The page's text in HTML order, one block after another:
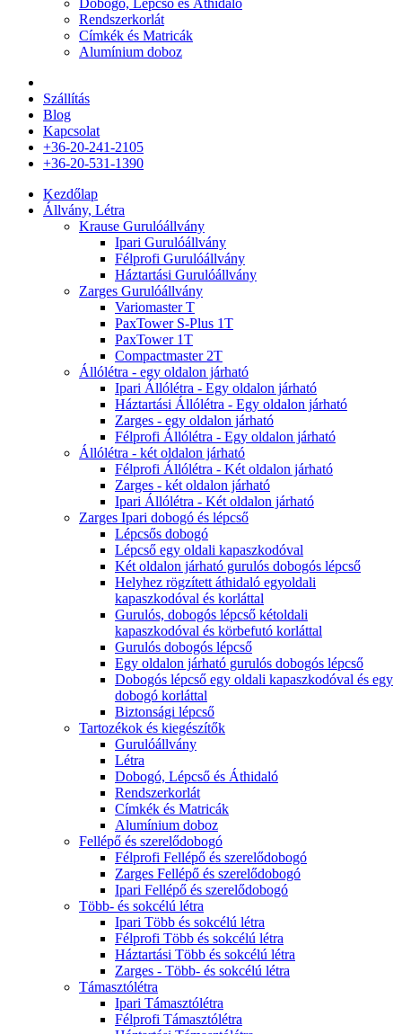
Dobogó, Lépcső és Áthidaló
Rendszerkorlát
Címkék és Matricák
Alumínium doboz
Szállítás
Blog
Kapcsolat
+36-20-241-2105
+36-20-531-1390
Kezdőlap
Állvány, Létra
Krause Gurulóállvány
Ipari Gurulóállvány
Félprofi Gurulóállvány
Háztartási Gurulóállvány
Zarges Gurulóállvány
Variomaster T
PaxTower S-Plus 1T
PaxTower 1T
Compactmaster 2T
Állólétra - egy oldalon járható
Ipari Állólétra - Egy oldalon járható
Háztartási Állólétra - Egy oldalon járható
Zarges - egy oldalon járható
Félprofi Állólétra - Egy oldalon járható
Állólétra - két oldalon járható
Félprofi Állólétra - Két oldalon járható
Zarges - két oldalon járható
Ipari Állólétra - Két oldalon járható
Zarges Ipari dobogó és lépcső
Lépcsős dobogó
Lépcső egy oldali kapaszkodóval
Két oldalon járható gurulós dobogós lépcső
Helyhez rögzített áthidaló egyoldali
kapaszkodóval és korláttal
Gurulós, dobogós lépcső kétoldali
kapaszkodóval és körbefutó korláttal
Gurulós dobogós lépcső
Egy oldalon járható gurulós dobogós lépcső
Dobogós lépcső egy oldali kapaszkodóval és egy
dobogó korláttal
Biztonsági lépcső
Tartozékok és kiegészítők
Gurulóállvány
Létra
Dobogó, Lépcső és Áthidaló
Rendszerkorlát
Címkék és Matricák
Alumínium doboz
Fellépő és szerelődobogó
Félprofi Fellépő és szerelődobogó
Zarges Fellépő és szerelődobogó
Ipari Fellépő és szerelődobogó
Több- és sokcélú létra
Ipari Több és sokcélú létra
Félprofi Több és sokcélú létra
Háztartási Több és sokcélú létra
Zarges - Több- és sokcélú létra
Támasztólétra
Ipari Támasztólétra
Félprofi Támasztólétra